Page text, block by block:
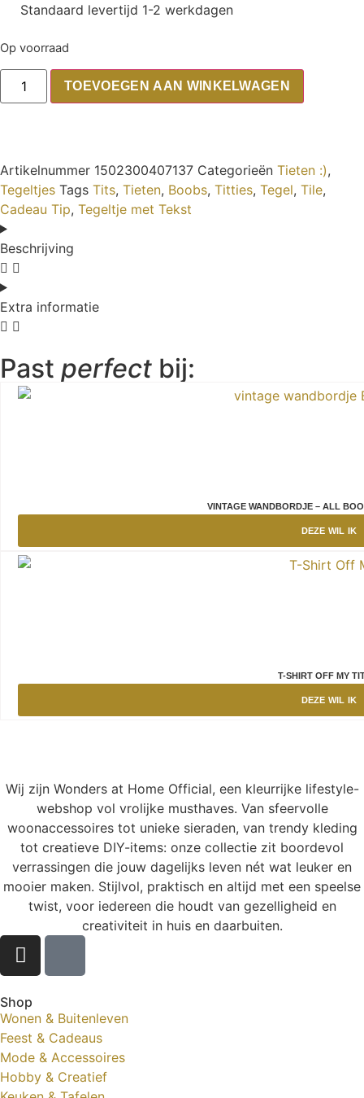
Standaard levertijd 1-2 werkdagen
Op voorraad
TOEVOEGEN AAN WINKELWAGEN
Artikelnummer 1502300407137 Categorieën Tieten :),
Tegeltjes Tags Tits, Tieten, Boobs, Titties, Tegel, Tile,
Cadeau Tip, Tegeltje met Tekst
Beschrijving
Extra informatie
Past perfect bij:
VINTAGE WANDBORDJE – ALL
DEZE WIL IK
T-SHIRT OFF MY
DEZE WIL IK
Wij zijn Wonders at Home Official, een kleurrijke lifestyle-
webshop vol vrolijke musthaves. Van sfeervolle
woonaccessoires tot unieke sieraden, van trendy kleding
tot creatieve DIY-items: onze collectie zit boordevol
verrassingen die jouw dagelijks leven nét wat leuker en
mooier maken. Stijlvol, praktisch en altijd met een speelse
twist, voor iedereen die houdt van gezelligheid en
creativiteit in huis en daarbuiten.
Shop
Wonen & Buitenleven
Feest & Cadeaus
Mode & Accessoires
Hobby & Creatief